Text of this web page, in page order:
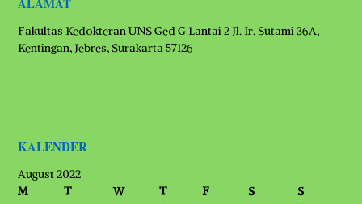
ALAMAT
Fakultas Kedokteran UNS Ged G Lantai 2 Jl. Ir. Sutami 36A,
Kentingan, Jebres, Surakarta 57126
KALENDER
August 2022
M
T W T F S
S